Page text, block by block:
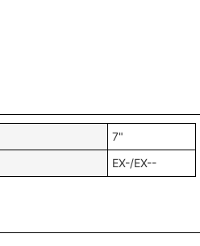
7"
EX-/EX--